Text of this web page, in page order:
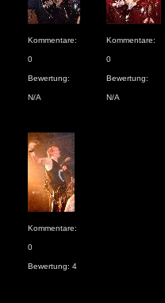
Kommentare:
0
Bewertung:
N/A
Kommentare:
0
Bewertung:
N/A
Kommentare:
0
Bewertung: 4